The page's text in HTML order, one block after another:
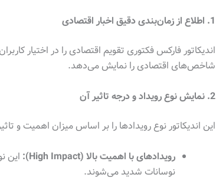
1. اطلاع از زمان‌بندی دقیق اخبار اقتصادی
اندیکاتور فارکس فکتوری تقویم اقتصادی را در اختیار
شاخص‌های اقتصادی را نمایش می‌دهد.
2. نمایش نوع رویداد و درجه تاثیر آن
این اندیکاتور نوع رویدادها را بر اساس میزان اهمیت و
رویدادهای با اهمیت بالا (High Impact):
این
نوسانات شدید می‌شوند.